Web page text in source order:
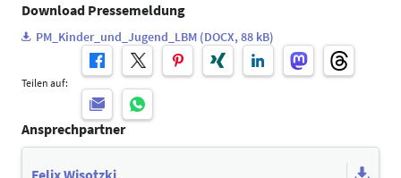
Download Pressemeldung
PM_Kinder_und_Jugend_LBM (DOCX, 88 kB)
Teilen auf:
Ansprechpartner
Felix Wisotzki